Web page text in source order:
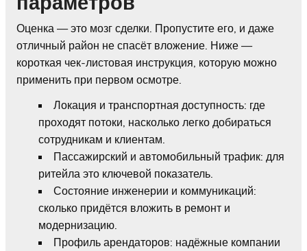
Оценка — это мозг сделки. Пропустите его, и даже
отличный район не спасёт вложение. Ниже —
короткая чек-листовая инструкция, которую можно
применить при первом осмотре.
Локация и транспортная доступность: где
проходят потоки, насколько легко добираться
сотрудникам и клиентам.
Пассажирский и автомобильный трафик: для
ритейла это ключевой показатель.
Состояние инженерии и коммуникаций:
сколько придётся вложить в ремонт и
модернизацию.
Профиль арендаторов: надёжные компании